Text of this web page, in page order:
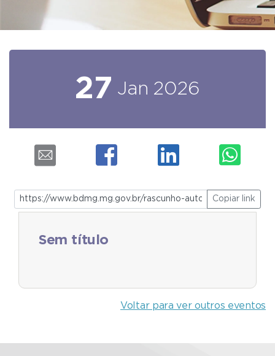
27 Jan 2026
Copiar link
Sem título
Voltar para ver outros eventos